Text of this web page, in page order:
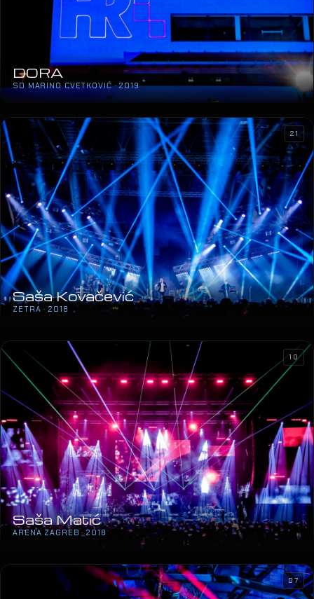
DORA
SD MARINO CVETKOVIĆ · 2019
Saša Kovačević
ZETRA · 2018
21
Saša Matić
ARENA ZAGREB · 2018
10
07